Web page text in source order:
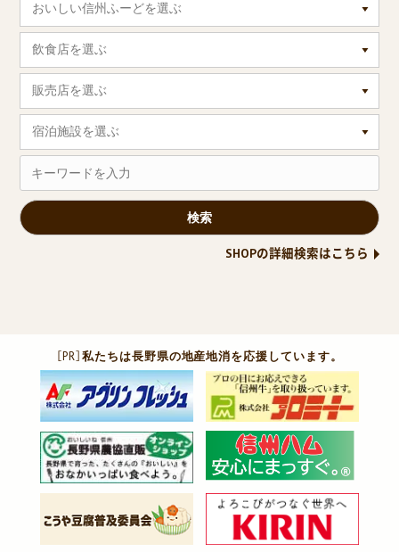
おいしい信州ふーどを選ぶ
飲食店を選ぶ
販売店を選ぶ
宿泊施設を選ぶ
SHOPの詳細検索はこちら
［PR］私たちは長野県の地産地消を応援しています。